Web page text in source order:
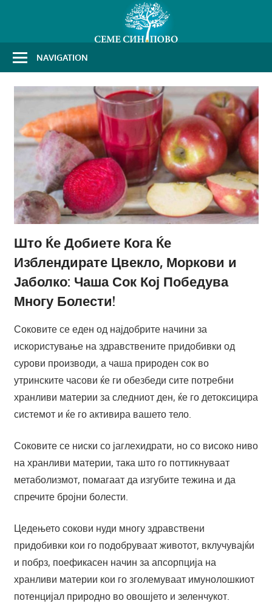
NAVIGATION
Што Ќе Добиете Кога Ќе
Изблендирате Цвекло, Моркови и
Јаболко: Чаша Сок Кој Победува
Многу Болести!
Соковите се еден од најдобрите начини за
искористување на здравствените придобивки од
сурови производи, а чаша природен сок во
утринските часови ќе ги обезбеди сите потребни
хранливи материи за следниот ден, ќе го детоксицира
системот и ќе го активира вашето тело.
Соковите се ниски со јаглехидрати, но со високо ниво
на хранливи материи, така што го поттикнуваат
метаболизмот, помагаат да изгубите тежина и да
спречите бројни болести.
Цедењето сокови нуди многу здравствени
придобивки кои го подобруваат животот, вклучувајќи
и побрз, поефикасен начин за апсорпција на
хранливи материи кои го зголемуваат имунолошкиот
потенцијал природно во овошјето и зеленчукот.